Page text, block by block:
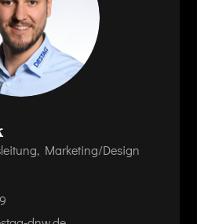
Marketing/Design